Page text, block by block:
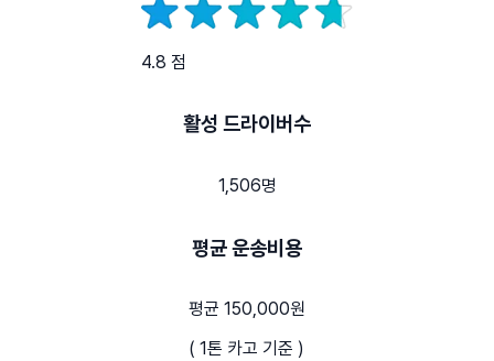
4.8 점
활성 드라이버수
1,506명
평균 운송비용
평균 150,000원
( 1톤 카고 기준 )